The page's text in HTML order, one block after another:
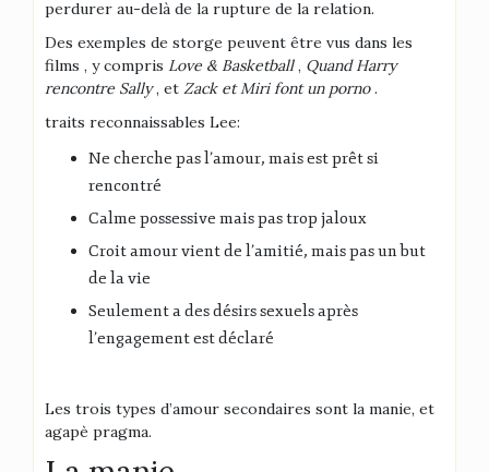
perdurer au-delà de la rupture de la relation.
Des exemples de storge peuvent être vus dans les
films , y compris Love & Basketball, Quand Harry
rencontre Sally, et Zack et Miri font un porno.
traits reconnaissables Lee:
Ne cherche pas l’amour, mais est prêt si
rencontré
Calme possessive mais pas trop jaloux
Croit amour vient de l’amitié, mais pas un but
de la vie
Seulement a des désirs sexuels après
l’engagement est déclaré
Les trois types d’amour secondaires sont la manie, et
agapè pragma.